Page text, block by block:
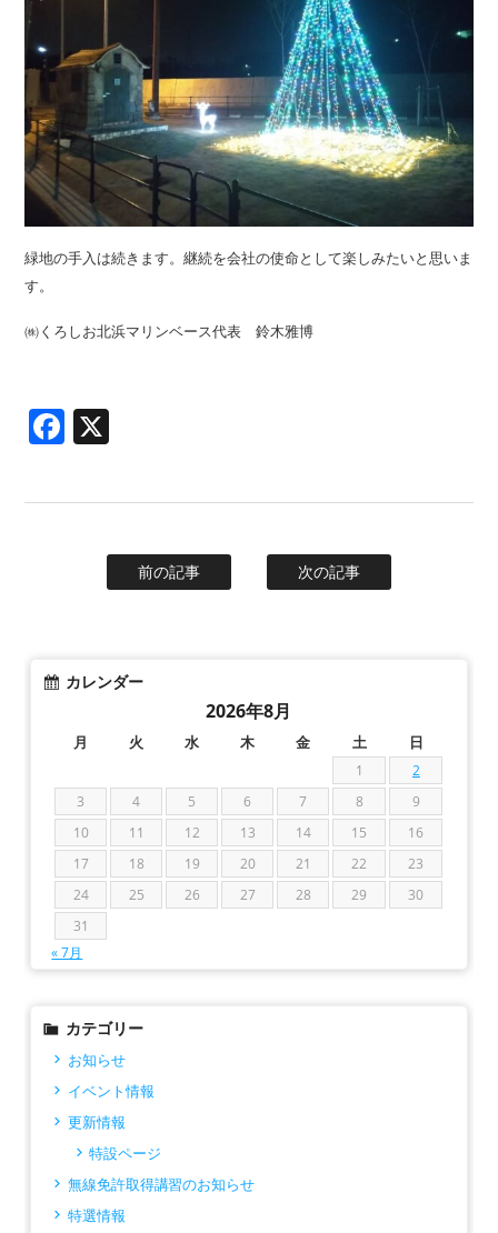
緑地の手入は続きます。継続を会社の使命として楽しみたいと思いま
す。
㈱くろしお北浜マリンベース代表 鈴木雅博
Facebook
前の記事 次の記事
カレンダー
2026年8月
月 火 水 木 金 土 日
1
2
3
4 5 6 7 8
9
10
11 12 13 14 15
16
17
18 19 20 21 22
23
24
25 26 27 28 29
30
31
« 7月
カテゴリー
お知らせ
イベント情報
更新情報
特設ページ
無線免許取得講習のお知らせ
特選情報